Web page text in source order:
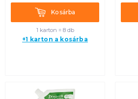
KosárbaKosárba
1 karton = 8 db
+1 karton a kosárba